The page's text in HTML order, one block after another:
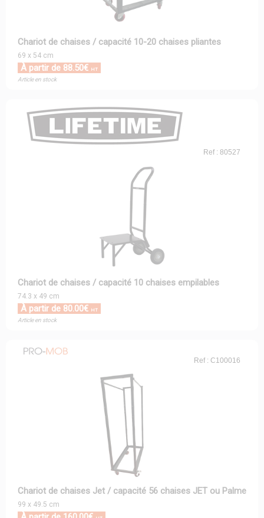
Chariot de chaises / capacité 10-20 chaises pliantes
69 x 54 cm
À partir de 88.50€ HT
Article en stock
Ref : 80527
Chariot de chaises / capacité 10 chaises empilables
74.3 x 49 cm
À partir de 80.00€ HT
Article en stock
Ref : C100016
Chariot de chaises Jet / capacité 56 chaises JET ou Palme
99 x 49.5 cm